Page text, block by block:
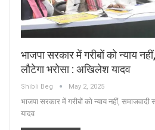
भाजपा सरकार में गरीबों को न्याय
लौटेगा भरोसा : अखिलेश यादव
Shibli Beg May 2, 2025
भाजपा सरकार में गरीबों को न्याय नहीं,
यादव